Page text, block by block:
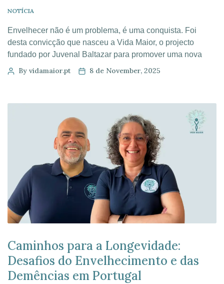
NOTÍCIA
Envelhecer não é um problema, é uma conquista. Foi
desta convicção que nasceu a Vida Maior, o projecto
fundado por Juvenal Baltazar para promover uma nova
cultura do cuidado e da longevidade — mais humana,
fundador reflecte sobre […]
By vidamaior.pt 8 de November, 2025
Caminhos para a Longevidade:
Desafios do Envelhecimento e das
Demências em Portugal